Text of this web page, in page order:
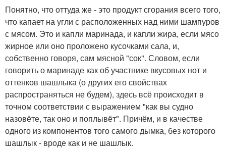
Понятно, что оттуда же - это продукт сгорания всего того,
что капает на угли с расположенных над ними шампуров
с мясом. Это и капли маринада, и капли жира, если мясо
жирное или оно проложено кусочками сала, и,
собственно говоря, сам мясной "сок". Словом, если
говорить о маринаде как об участнике вкусовых нот и
оттенков шашлыка (о других его свойствах
распространяться не будем), здесь всё происходит в
точном соответствии с выражением "как вы судно
назовёте, так оно и поплывёт". Причём, и в качестве
одного из компонентов того самого дымка, без которого
шашлык - вроде как и не шашлык.